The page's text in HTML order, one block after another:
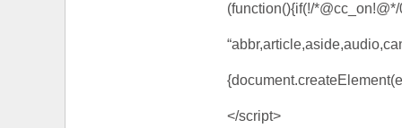
(function(){if(!/
</script>